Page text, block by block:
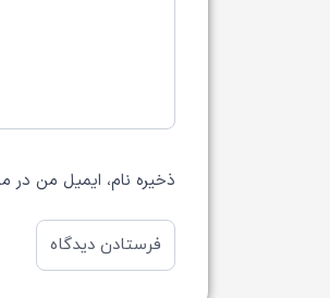
ذخیره نام، ایمیل من در